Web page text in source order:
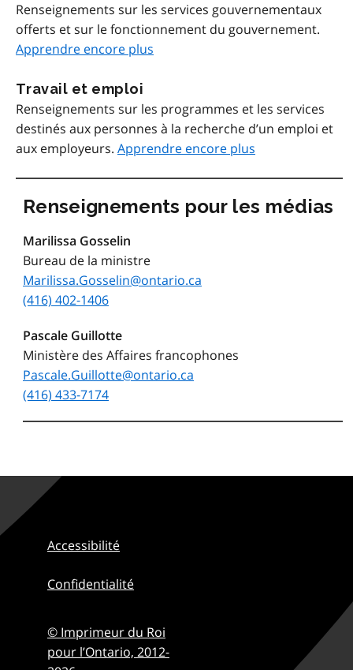
Renseignements sur les services gouvernementaux
offerts et sur le fonctionnement du gouvernement.
Apprendre encore plus
Travail et emploi
Renseignements sur les programmes et les services
destinés aux personnes à la recherche d’un emploi et
aux employeurs. Apprendre encore plus
Renseignements pour les médias
Marilissa Gosselin
Bureau de la ministre
Marilissa.Gosselin@ontario.ca
(416) 402-1406
Pascale Guillotte
Ministère des Affaires francophones
Pascale.Guillotte@ontario.ca
(416) 433-7174
Accessibilité
Confidentialité
© Imprimeur du Roi
pour l’Ontario, 2012-